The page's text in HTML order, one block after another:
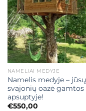
NAMELIAI MEDYJE
Namelis medyje – jūsų
svajonių oazė gamtos
apsuptyje!
€550,00